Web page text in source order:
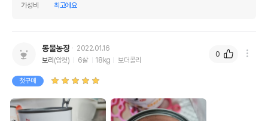
가성비
최고에요
동물농장
2022.01.16
보리(암컷) 6살 18kg 보더콜리
첫구매
0